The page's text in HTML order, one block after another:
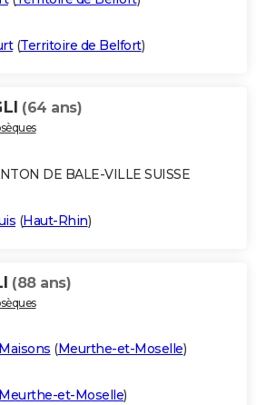
(Territoire de Belfort)
(64 ans)
DE BALE-VILLE SUISSE
(Haut-Rhin)
(88 ans)
(Meurthe-et-Moselle)
et-Moselle)